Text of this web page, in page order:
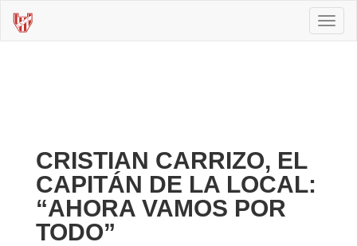
CRISTIAN CARRIZO, EL
CAPITÁN DE LA LOCAL:
“AHORA VAMOS POR
TODO”